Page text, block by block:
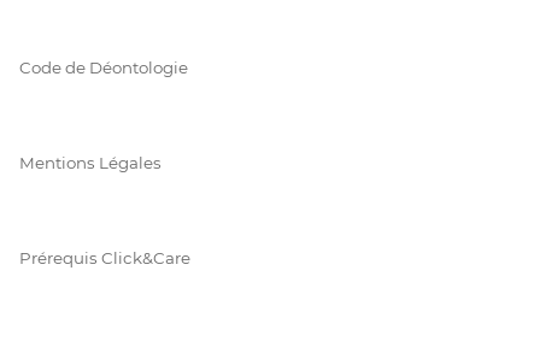
Code de Déontologie
Mentions Légales
Prérequis Click&Care